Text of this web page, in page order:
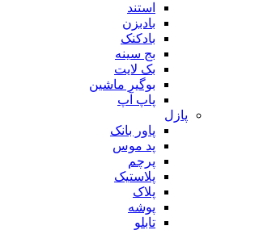
استند
بادبزن
بادکنک
بج سینه
بک لایت
بوگیر ماشین
پاپ آپ
پازل
پاور بانک
پد موس
پرچم
پلاستیک
پلاک
پوشه
تابلو